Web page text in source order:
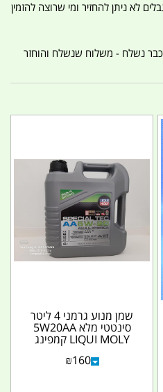
לא ניתן להחזיר ומי שרוצה להזמין
נשלח - משלוח שנשלח והוחזר
שמן מנוע גרמני 4 ליטר
סינטטי מלא 5W20AA
LIQUI MOLY קמפינג
₪160